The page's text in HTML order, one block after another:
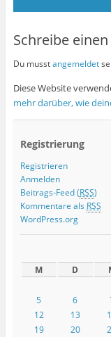
Schreibe
Du musstangemeldet
Diese Website
mehr darüber, wie
Registrierung
Registrieren
Anmelden
Beitrags-Feed (RSS)
Kommentare als RSS
WordPress.org
M D
5
6
12
13
19
20